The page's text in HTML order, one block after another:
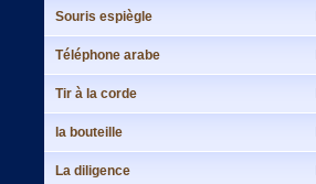
Souris espiègle
Téléphone arabe
Tir à la corde
la bouteille
La diligence